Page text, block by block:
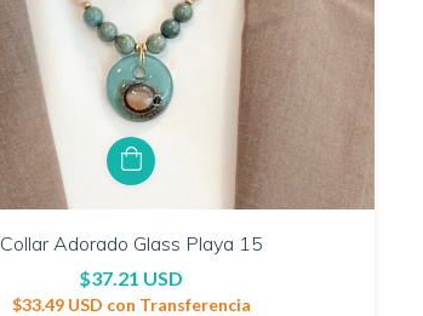
Collar Adorado Glass Playa 15
$37.21 USD
$33.49 USD con Transferencia